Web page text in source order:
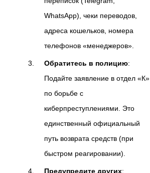
WhatsApp), чеки переводов,
адреса кошельков, номера
телефонов «менеджеров».
Обратитесь в полицию:
Подайте заявление в отдел «К»
по борьбе с
киберпреступлениями. Это
единственный официальный
путь возврата средств (при
быстром реагировании).
Предупредите других: